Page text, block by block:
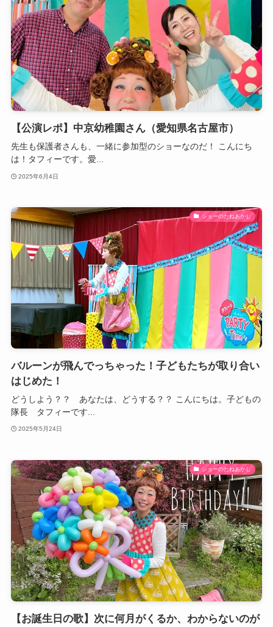
【公演レポ】中京幼稚園さん（愛知県名古屋市）
先生も保護者さんも、一緒に参加型のショーなのだ！ こんにち
は！タフィーです。愛...
2025年6月4日
ショーのたねあかし
バルーンが飛んでっちゃった！子どもたちが取り合い
はじめた！
どうしよう？？ あなたは、どうする？？ こんにちは。子どもの
隊長 タフィーです...
2025年5月24日
ショーのたねあかし
【お誕生日の歌】次に何月がくるか、わからないのが